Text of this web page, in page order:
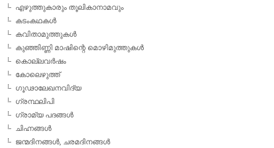
എഴുത്തുകാരും തൂലികാനാമവും
കടംകഥകള്‍
കവിതാമുത്തുകള്‍
കുഞ്ഞിണ്ണി മാഷിന്റെ മൊഴിമുത്തുകള്‍
കൊല്ലവര്‍ഷം
കോലെഴുത്ത്
ഗൂഢാലേഖനവിദ്യ
ഗ്രന്ഥലിപി
ഗ്രാമ്യ പദങ്ങള്‍
ചിഹ്നങ്ങള്‍
ജന്മദിനങ്ങള്‍, ചരമദിനങ്ങള്‍